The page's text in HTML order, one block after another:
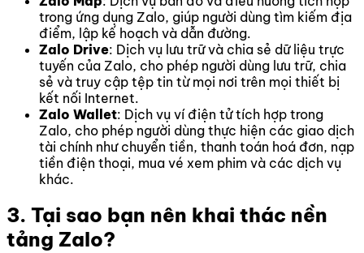
trong ứng dụng Zalo, giúp người dùng tìm kiếm địa
điểm, lập kế hoạch và dẫn đường.
Zalo Drive: Dịch vụ lưu trữ và chia sẻ dữ liệu trực
tuyến của Zalo, cho phép người dùng lưu trữ, chia
sẻ và truy cập tệp tin từ mọi nơi trên mọi thiết bị
kết nối Internet.
Zalo Wallet: Dịch vụ ví điện tử tích hợp trong
Zalo, cho phép người dùng thực hiện các giao dịch
tài chính như chuyển tiền, thanh toán hoá đơn, nạp
tiền điện thoại, mua vé xem phim và các dịch vụ
khác.
3. Tại sao bạn nên khai thác nền
tảng Zalo?